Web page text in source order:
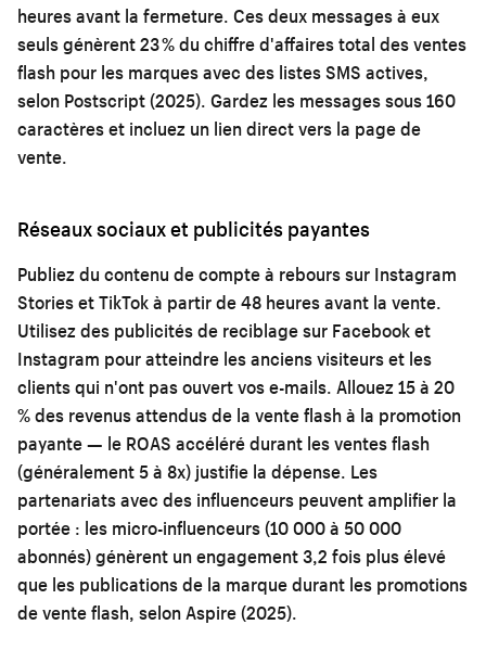
heures avant la fermeture. Ces deux messages à eux
seuls génèrent 23 % du chiffre d'affaires total des ventes
flash pour les marques avec des listes SMS actives,
selon Postscript (2025). Gardez les messages sous 160
caractères et incluez un lien direct vers la page de
vente.
Réseaux sociaux et publicités payantes
Publiez du contenu de compte à rebours sur Instagram
Stories et TikTok à partir de 48 heures avant la vente.
Utilisez des publicités de reciblage sur Facebook et
Instagram pour atteindre les anciens visiteurs et les
clients qui n'ont pas ouvert vos e-mails. Allouez 15 à 20
% des revenus attendus de la vente flash à la promotion
payante — le ROAS accéléré durant les ventes flash
(généralement 5 à 8x) justifie la dépense. Les
partenariats avec des influenceurs peuvent amplifier la
portée : les micro-influenceurs (10 000 à 50 000
abonnés) génèrent un engagement 3,2 fois plus élevé
que les publications de la marque durant les promotions
de vente flash, selon Aspire (2025).